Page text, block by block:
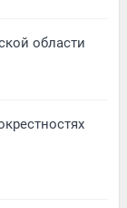
области